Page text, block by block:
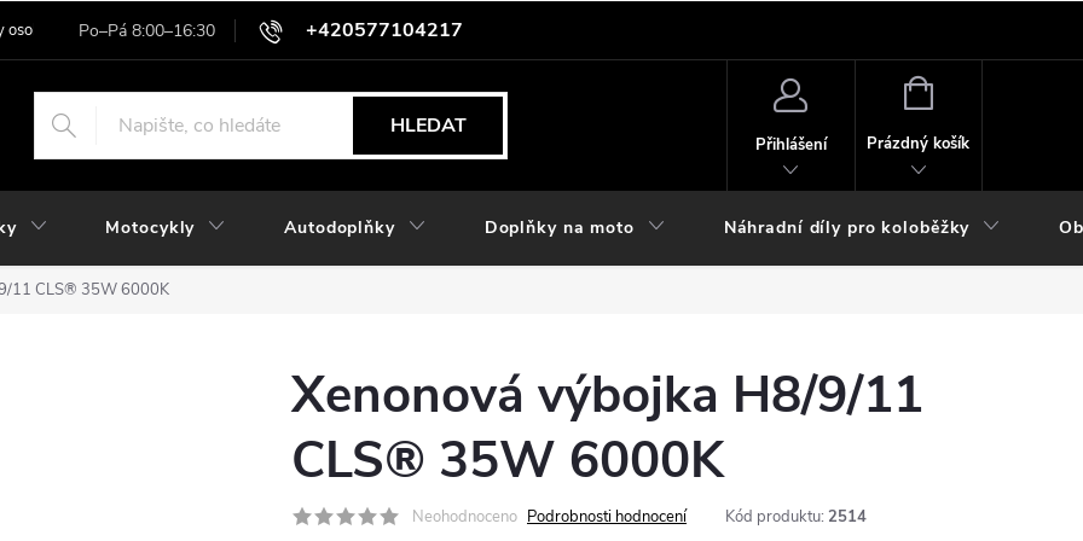
+420577104217
osobních údajů
HLEDAT
Přihlášení
NÁKUPNÍ
Prázdný košík
Motocykly Autodoplňky Doplňky na moto Náhradní díly pro koloběžky
11 CLS® 35W 6000K
Xenonová výbojka H8/9/11
CLS® 35W 6000K
Neohodnoceno Podrobnosti hodnocení Kód produktu: 2514